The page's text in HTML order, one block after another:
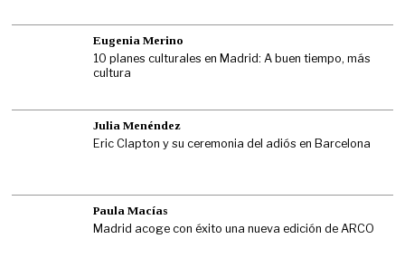
Eugenia Merino
10 planes culturales en Madrid: A buen tiempo, más
cultura
Julia Menéndez
Eric Clapton y su ceremonia del adiós en Barcelona
Paula Macías
Madrid acoge con éxito una nueva edición de ARCO